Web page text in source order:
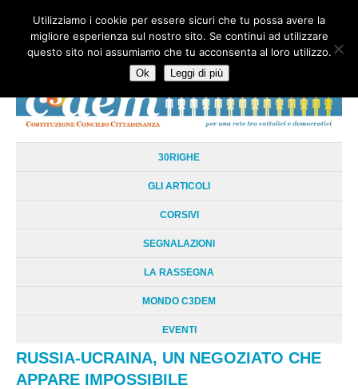
HOME CHI SIAMO LA RETE LE RADICI DOCUMENTAZIONE
AREE TEMATICHE
30RIGHE
GLI ARTICOLI
CORSIVI
SEGNALAZIONI
LA RASSEGNA
MONDO C3DEM
EVENTI
RUSSIA-UCRAINA, UN NEGOZIATO CHE
APPARE IMPOSSIBILE
Utilizziamo i cookie per essere sicuri che tu possa avere la
migliore esperienza sul nostro sito. Se continui ad utilizzare
questo sito noi assumiamo che tu acconsenta al loro utilizzo.
Ok Leggi di più